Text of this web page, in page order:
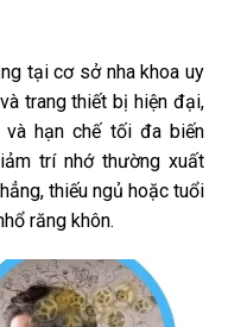
tại cơ sở nha khoa uy
trang thiết bị hiện đại,
hạn chế tối đa biến
trí nhớ thường xuất
thiếu ngủ hoặc tuổi
răng khôn.